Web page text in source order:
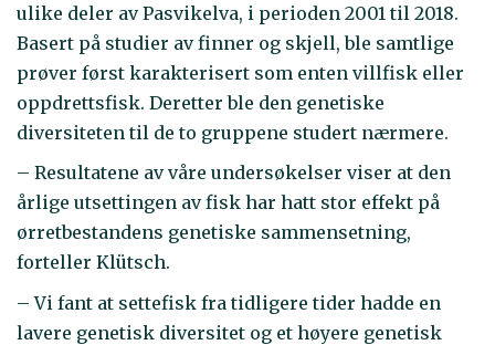
ulike deler av Pasvikelva, i perioden 2001 til 2018.
Basert på studier av finner og skjell, ble samtlige
prøver først karakterisert som enten villfisk eller
oppdrettsfisk. Deretter ble den genetiske
diversiteten til de to gruppene studert nærmere.
– Resultatene av våre undersøkelser viser at den
årlige utsettingen av fisk har hatt stor effekt på
ørretbestandens genetiske sammensetning,
forteller Klütsch.
– Vi fant at settefisk fra tidligere tider hadde en
lavere genetisk diversitet og et høyere genetisk